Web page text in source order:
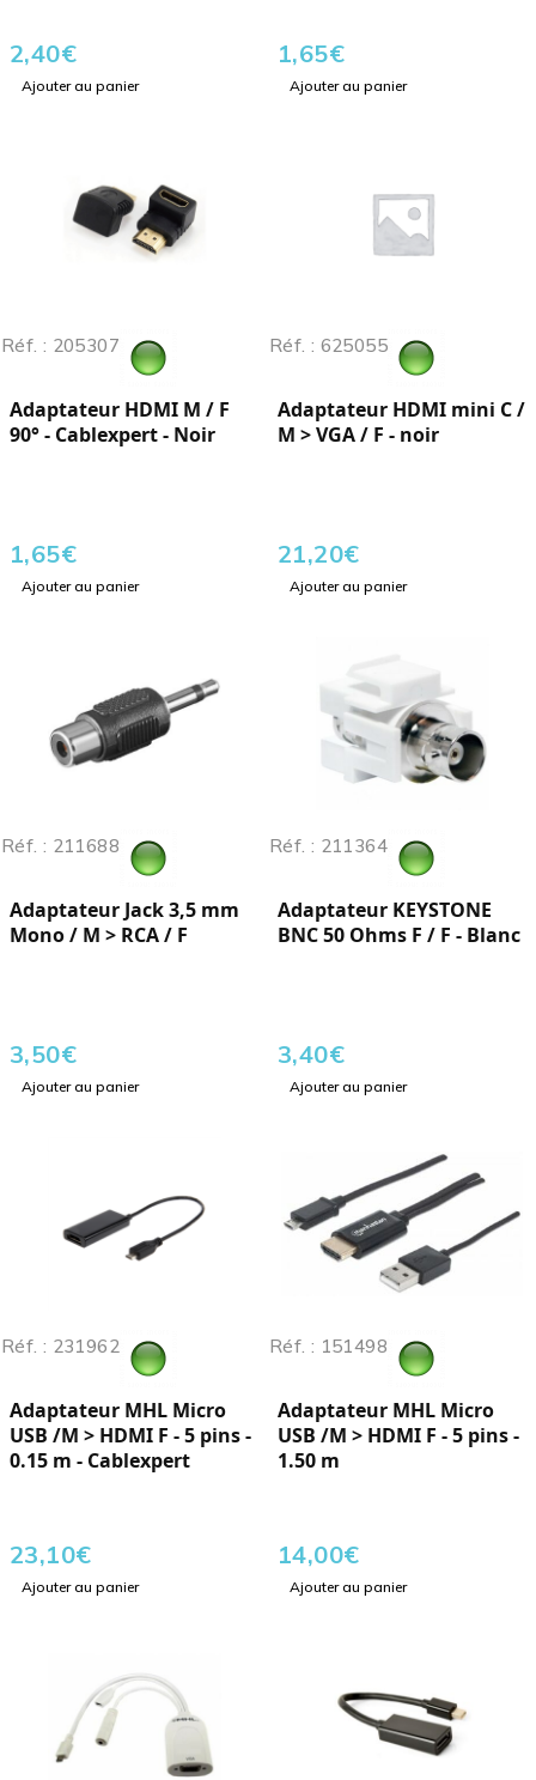
2,40€
Ajouter au panier
1,65€
Ajouter au panier
Réf. : 205307
Adaptateur HDMI M / F
90° - Cablexpert - Noir
1,65€
Ajouter au panier
Réf. : 625055
Adaptateur HDMI mini C /
M > VGA / F - noir
21,20€
Ajouter au panier
Réf. : 211688
Adaptateur Jack 3,5 mm
Mono / M > RCA / F
3,50€
Ajouter au panier
Réf. : 211364
Adaptateur KEYSTONE
BNC 50 Ohms F / F - Blanc
3,40€
Ajouter au panier
Réf. : 231962
Adaptateur MHL Micro
USB /M > HDMI F - 5 pins -
0.15 m - Cablexpert
23,10€
Ajouter au panier
Réf. : 151498
Adaptateur MHL Micro
USB /M > HDMI F - 5 pins -
1.50 m
14,00€
Ajouter au panier